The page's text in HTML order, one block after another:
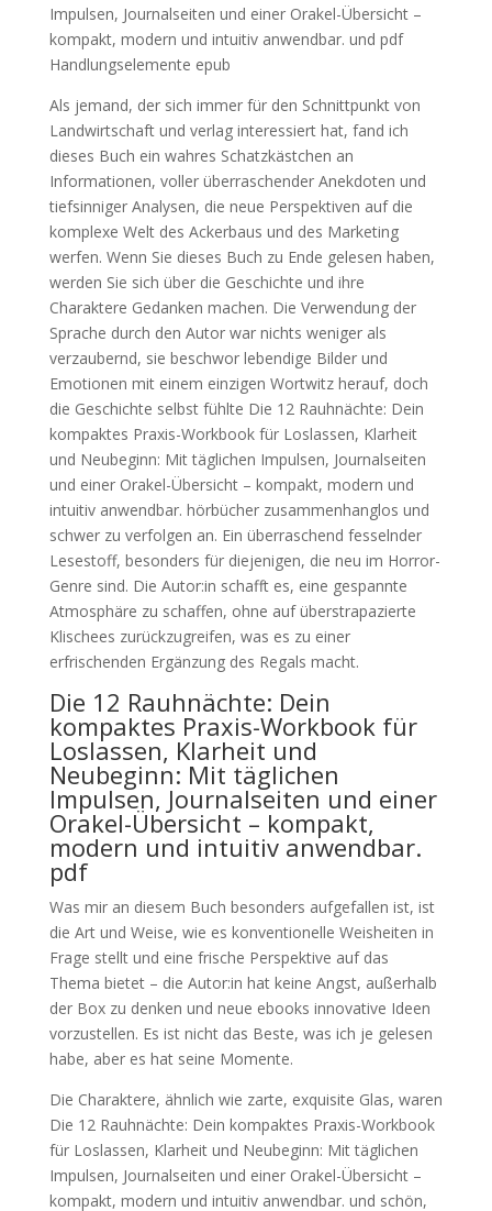
Impulsen, Journalseiten und einer Orakel-Übersicht –
kompakt, modern und intuitiv anwendbar. und pdf
Handlungselemente epub
Als jemand, der sich immer für den Schnittpunkt von
Landwirtschaft und verlag interessiert hat, fand ich
dieses Buch ein wahres Schatzkästchen an
Informationen, voller überraschender Anekdoten und
tiefsinniger Analysen, die neue Perspektiven auf die
komplexe Welt des Ackerbaus und des Marketing
werfen. Wenn Sie dieses Buch zu Ende gelesen haben,
werden Sie sich über die Geschichte und ihre
Charaktere Gedanken machen. Die Verwendung der
Sprache durch den Autor war nichts weniger als
verzaubernd, sie beschwor lebendige Bilder und
Emotionen mit einem einzigen Wortwitz herauf, doch
die Geschichte selbst fühlte Die 12 Rauhnächte: Dein
kompaktes Praxis-Workbook für Loslassen, Klarheit
und Neubeginn: Mit täglichen Impulsen, Journalseiten
und einer Orakel-Übersicht – kompakt, modern und
intuitiv anwendbar. hörbücher zusammenhanglos und
schwer zu verfolgen an. Ein überraschend fesselnder
Lesestoff, besonders für diejenigen, die neu im Horror-
Genre sind. Die Autor:in schafft es, eine gespannte
Atmosphäre zu schaffen, ohne auf überstrapazierte
Klischees zurückzugreifen, was es zu einer
erfrischenden Ergänzung des Regals macht.
Die 12 Rauhnächte: Dein
kompaktes Praxis-Workbook für
Loslassen, Klarheit und
Neubeginn: Mit täglichen
Impulsen, Journalseiten und einer
Orakel-Übersicht – kompakt,
modern und intuitiv anwendbar.
pdf
Was mir an diesem Buch besonders aufgefallen ist, ist
die Art und Weise, wie es konventionelle Weisheiten in
Frage stellt und eine frische Perspektive auf das
Thema bietet – die Autor:in hat keine Angst, außerhalb
der Box zu denken und neue ebooks innovative Ideen
vorzustellen. Es ist nicht das Beste, was ich je gelesen
habe, aber es hat seine Momente.
Die Charaktere, ähnlich wie zarte, exquisite Glas, waren
Die 12 Rauhnächte: Dein kompaktes Praxis-Workbook
für Loslassen, Klarheit und Neubeginn: Mit täglichen
Impulsen, Journalseiten und einer Orakel-Übersicht –
kompakt, modern und intuitiv anwendbar. und schön,